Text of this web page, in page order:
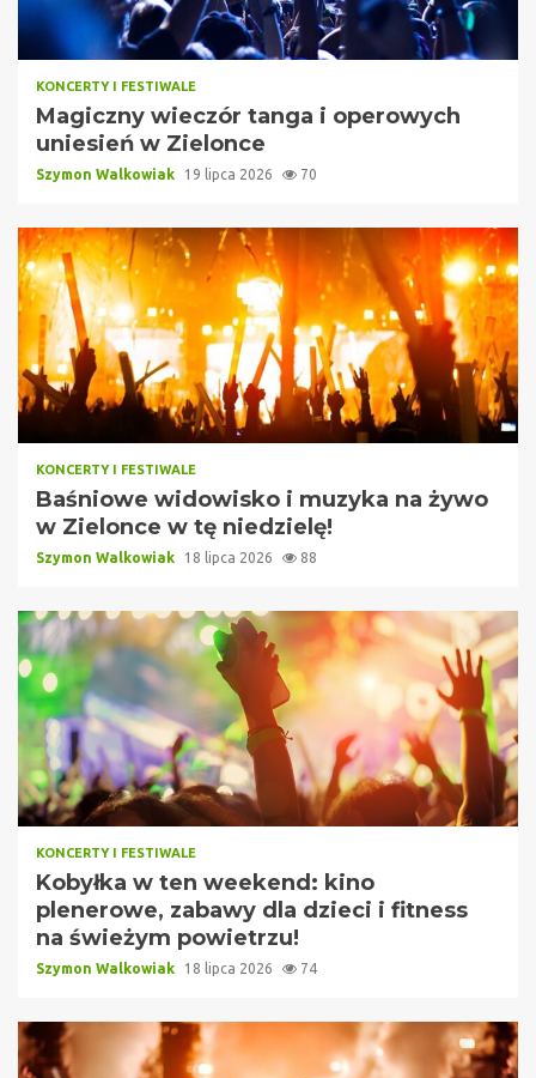
KONCERTY I FESTIWALE
Magiczny wieczór tanga i operowych
uniesień w Zielonce
Szymon Walkowiak 19 lipca 2026 70
KONCERTY I FESTIWALE
Baśniowe widowisko i muzyka na żywo
w Zielonce w tę niedzielę!
Szymon Walkowiak 18 lipca 2026 88
KONCERTY I FESTIWALE
Kobyłka w ten weekend: kino
plenerowe, zabawy dla dzieci i fitness
na świeżym powietrzu!
Szymon Walkowiak 18 lipca 2026 74